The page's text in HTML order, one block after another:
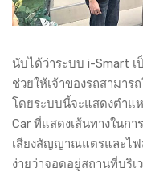
นับได้ว่าระบบ i-Smart
ช่วยให้เจ้าของรถสามาร
โดยระบบนี้จะแสดงตำแ
Car ที่แสดงเส้นทางในกา
เสียงสัญญาณแตรและไฟ
ง่ายว่าจอดอยู่สถานที่บริ